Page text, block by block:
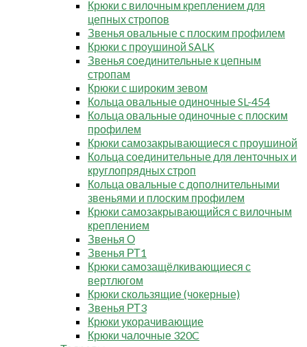
Крюки с вилочным креплением для
цепных стропов
Звенья овальные с плоским профилем
Крюки с проушиной SALK
Звенья соединительные к цепным
стропам
Крюки с широким зевом
Кольца овальные одиночные SL-454
Кольца овальные одиночные c плоским
профилем
Крюки самозакрывающиеся с проушиной
Кольца соединительные для ленточных и
круглопрядных строп
Кольца овальные с дополнительными
звеньями и плоским профилем
Крюки самозакрывающийся с вилочным
креплением
Звенья О
Звенья РТ1
Крюки самозащёлкивающиеся с
вертлюгом
Крюки скользящие (чокерные)
Звенья РТ3
Крюки укорачивающие
Крюки чалочные 320C